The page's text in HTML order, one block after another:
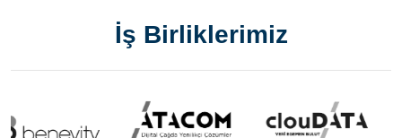
İş Birliklerimiz